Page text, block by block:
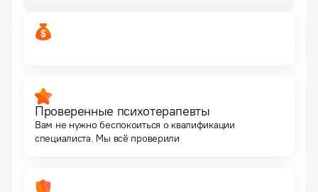
Проверенные психотерапевты
Вам не нужно беспокоиться о квалификации
специалиста. Мы всё проверили